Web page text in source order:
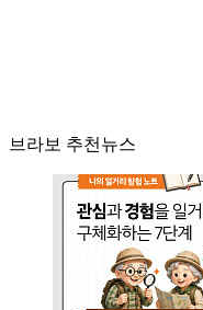
브라보 추천뉴스